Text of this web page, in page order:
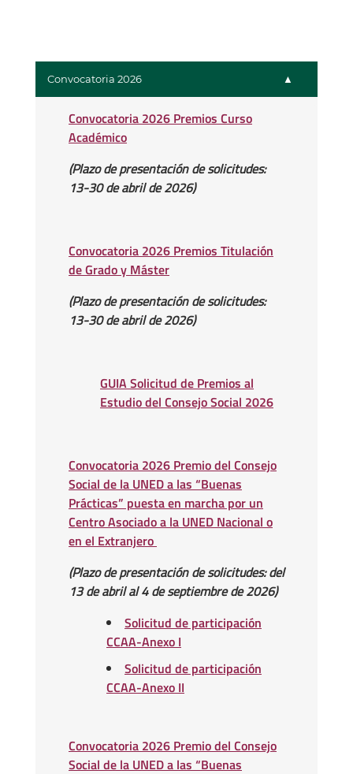
Convocatoria 2026
Convocatoria 2026 Premios Curso
Académico
(Plazo de presentación de solicitudes:
13-30 de abril de 2026)
Convocatoria 2026 Premios Titulación
de Grado y Máster
(Plazo de presentación de solicitudes:
13-30 de abril de 2026)
GUIA Solicitud de Premios al
Estudio del Consejo Social 2026
Convocatoria 2026 Premio del Consejo
Social de la UNED a las “Buenas
Prácticas” puesta en marcha por un
Centro Asociado a la UNED Nacional o
en el Extranjero
(Plazo de presentación de solicitudes: del
13 de abril al 4 de septiembre de 2026)
Solicitud de participación
CCAA-Anexo I
Solicitud de participación
CCAA-Anexo II
Convocatoria 2026 Premio del Consejo
Social de la UNED a las “Buenas